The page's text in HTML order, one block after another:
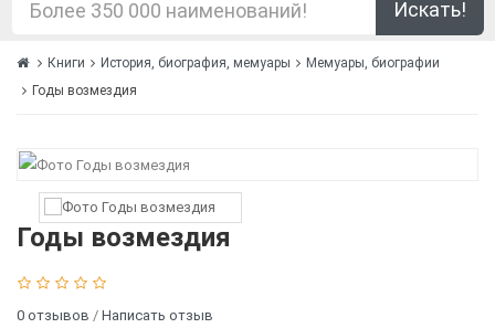
Искать!
Книги История, биография, мемуары
Мемуары, биографии
Годы возмездия
Годы возмездия
0 отзывов / Написать отзыв